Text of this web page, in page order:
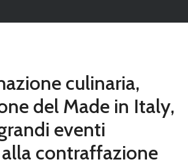
culinaria,
del Made in Italy,
eventi
contraffazione